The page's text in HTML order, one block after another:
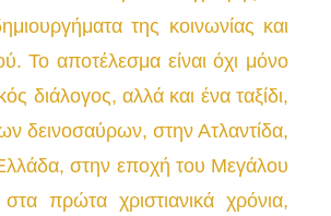
της κοινωνίας και
Το αποτέλεσμα είναι όχι μόνο
διάλογος, αλλά και ένα ταξίδι,
δεινοσαύρων, στην Ατλαντίδα,
στην εποχή του Μεγάλου
πρώτα χριστιανικά χρόνια,